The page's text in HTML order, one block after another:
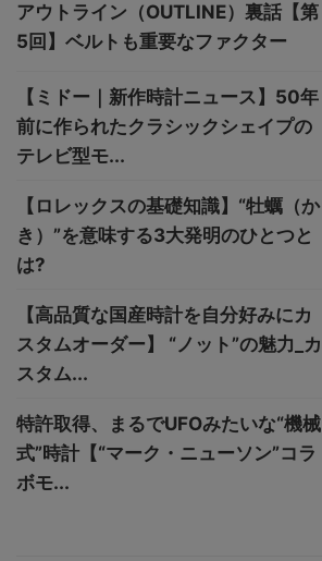
アウトライン（OUTLINE）裏話【第
5回】ベルトも重要なファクター
【ミドー｜新作時計ニュース】50年
前に作られたクラシックシェイプの
テレビ型モ...
【ロレックスの基礎知識】“牡蠣（か
き）”を意味する3大発明のひとつと
は?
【高品質な国産時計を自分好みにカ
スタムオーダー】 “ノット”の魅力_カ
スタム...
特許取得、まるでUFOみたいな“機械
式”時計【“マーク・ニューソン”コラ
ボモ...